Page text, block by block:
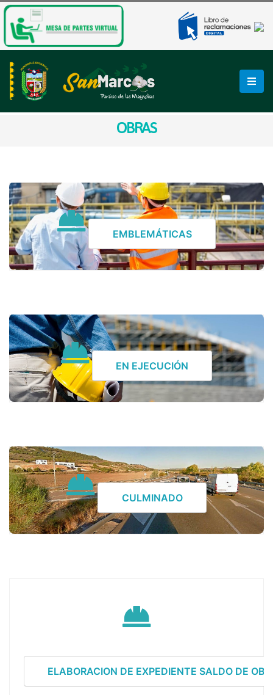
OBRAS
EMBLEMÁTICAS
EN EJECUCIÓN
CULMINADO
ELABORACION DE EXPEDIENTE SALDO DE